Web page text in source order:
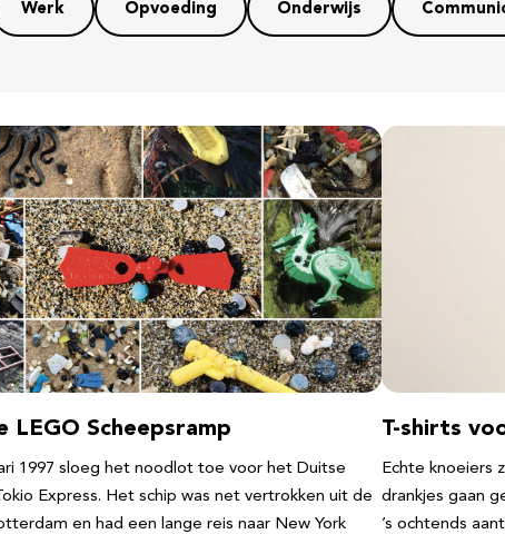
Werk Opvoeding Onderwijs
LEGO Scheepsramp
1997 sloeg het noodlot toe voor het Duitse
Express. Het schip was net vertrokken uit de
en had een lange reis naar New York
T-shirts
Echte knoeiers
drankjes gaan
’s ochtends